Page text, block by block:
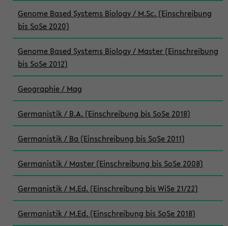
Genome Based Systems Biology / M.Sc. (Einschreibung
bis SoSe 2020)
Genome Based Systems Biology / Master (Einschreibung
bis SoSe 2012)
Geographie / Mag
Germanistik / B.A. (Einschreibung bis SoSe 2018)
Germanistik / Ba (Einschreibung bis SoSe 2011)
Germanistik / Master (Einschreibung bis SoSe 2008)
Germanistik / M.Ed. (Einschreibung bis WiSe 21/22)
Germanistik / M.Ed. (Einschreibung bis SoSe 2018)